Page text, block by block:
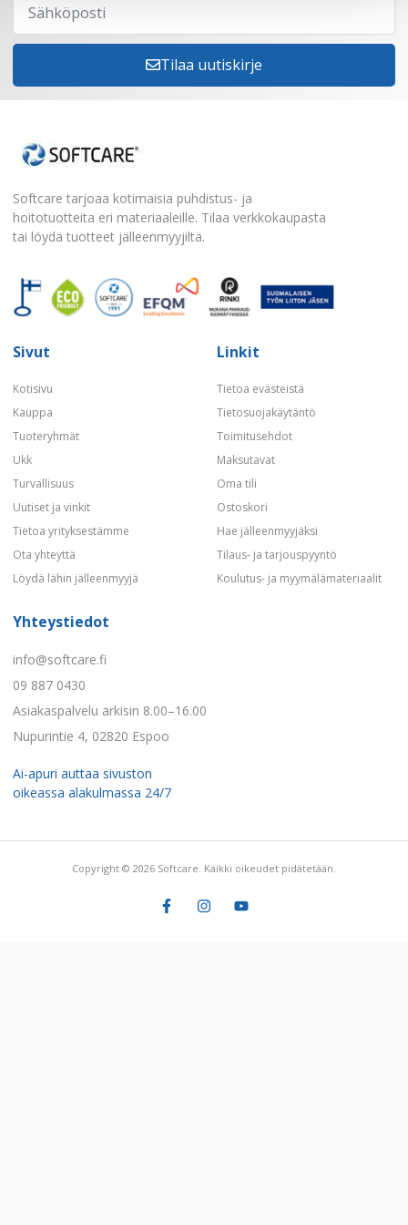
Tilaa uutiskirje
Softcare tarjoaa kotimaisia puhdistus- ja
hoitotuotteita eri materiaaleille. Tilaa verkkokaupasta
tai löydä tuotteet jälleenmyyjiltä.
Sivut
Kotisivu
Kauppa
Tuoteryhmät
Ukk
Turvallisuus
Uutiset ja vinkit
Tietoa yrityksestämme
Ota yhteyttä
Löydä lähin jälleenmyyjä
Linkit
Tietoa evästeistä
Tietosuojakäytäntö
Toimitusehdot
Maksutavat
Oma tili
Ostoskori
Hae jälleenmyyjäksi
Tilaus- ja tarjouspyyntö
Koulutus- ja myymälämateriaalit
Yhteystiedot
info@softcare.fi
09 887 0430
Asiakaspalvelu arkisin 8.00–16.00
Nupurintie 4, 02820 Espoo
Ai-apuri auttaa sivuston
oikeassa alakulmassa 24/7
Copyright © 2026 Softcare. Kaikki oikeudet pidätetään.